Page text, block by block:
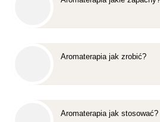
Aromaterapia jak zrobić?
Aromaterapia jak stosować?